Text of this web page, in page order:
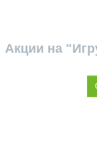
Акции на